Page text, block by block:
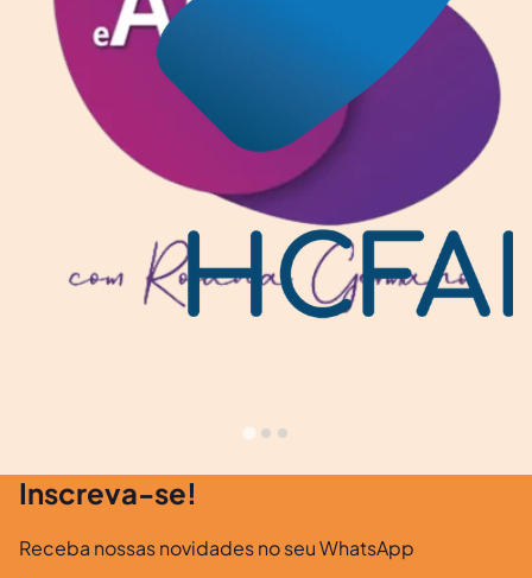
Inscreva-se!
Receba nossas novidades no seu WhatsApp